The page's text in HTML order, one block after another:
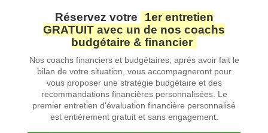
Réservez votre
1er entretien
GRATUIT avec un de nos coachs
budgétaire & financier
Nos coachs financiers et budgétaires, après avoir fait le
bilan de votre situation, vous accompagneront pour
vous proposer une stratégie budgétaire et des
recommandations financières personnalisées. Le
premier entretien d'évaluation financière personnalisé
est entièrement gratuit et sans engagement.